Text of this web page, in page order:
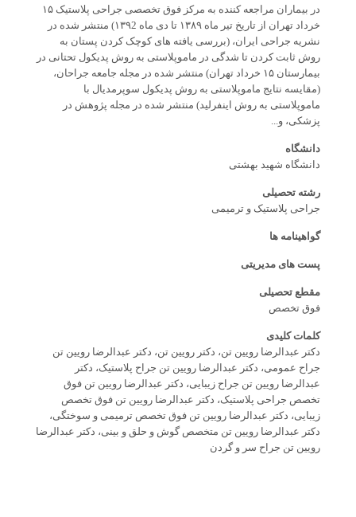
در بیماران مراجعه کننده به مرکز فوق تخصصی جراحی پلاستیک ١۵
خرداد تھران از تاریخ تیر ماه ١٣٨٩ تا دی ماه ١٣٩2) منتشر شده در
نشریه جراحی ایران، (بررسی یافته ھای کوچک کردن پستان به
روش ثابت کردن تا شدگی در ماموپلاستی به روش پدیکول تحتانی در
بیمارستان ١۵ خرداد تھران) منتشر شده در مجله جامعه جراحان،
(مقایسه نتایج ماموپلاستی به روش پدیکول سوپرمدیال با
ماموپلاستی به روش اینفرلید) منتشر شده در مجله پژوهش در
پزشکی، و...
دانشگاه
دانشگاه شهید بهشتی
رشته تحصیلی
جراحی پلاستیک و ترمیمی
گواهینامه ها
پست های مدیریتی
مقطع تحصیلی
فوق تخصص
کلمات کلیدی
دکتر عبدالرضا رویین تن، دکتر رویین تن، دکتر عبدالرضا رویین تن
جراح عمومی، دکتر عبدالرضا رویین تن جراح پلاستیک، دکتر
عبدالرضا رویین تن جراح زیبایی، دکتر عبدالرضا رویین تن فوق
تخصص جراحی پلاستیک، دکتر عبدالرضا رویین تن فوق تخصص
زیبایی، دکتر عبدالرضا رویین تن فوق تخصص ترمیمی و سوختگی،
دکتر عبدالرضا رویین تن متخصص گوش و حلق و بینی، دکتر عبدالرضا
رویین تن جراح سر و گردن